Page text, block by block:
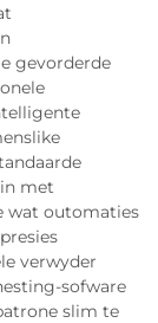
gevorderde
met
wat outomaties
verwyder
sofware
slim te